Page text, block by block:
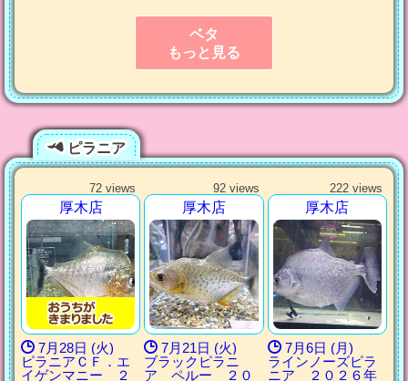
ベタ
もっと見る
ピラニア
72 views
厚木店
7月28日 (火)
ピラニアＣＦ．エ
イゲンマニー ２
92 views
厚木店
7月21日 (火)
ブラックピラニ
ア ペルー ２０
222 views
厚木店
7月6日 (月)
ラインノーズピラ
ニア ２０２６年